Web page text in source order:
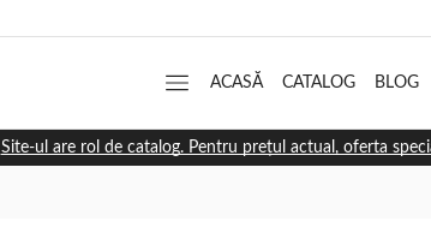
ACASĂ CATALOG BLOG
Site-ul are rol de catalog. Pentru prețul actual, oferta